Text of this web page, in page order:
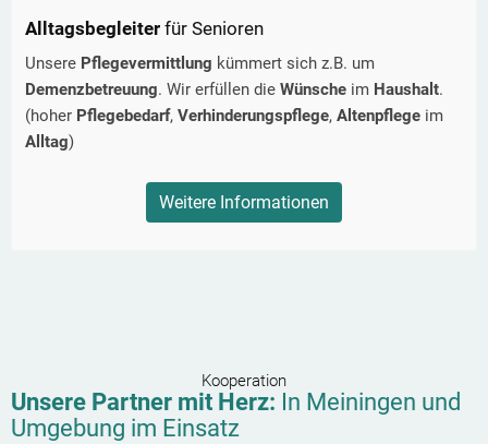
Alltagsbegleiter für Senioren
Unsere Pflegevermittlung kümmert sich z.B. um
Demenzbetreuung. Wir erfüllen die Wünsche im Haushalt.
(hoher Pflegebedarf, Verhinderungspflege, Altenpflege im
Alltag)
Weitere Informationen
Kooperation
Unsere Partner mit Herz: In Meiningen und
Umgebung im Einsatz